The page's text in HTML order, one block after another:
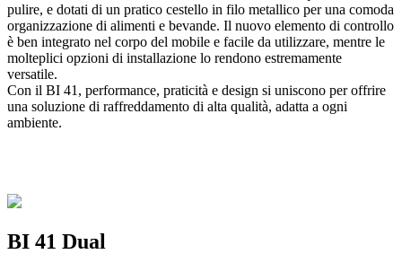
pulire, e dotati di un pratico cestello in filo metallico per una comoda
organizzazione di alimenti e bevande. Il nuovo elemento di controllo
è ben integrato nel corpo del mobile e facile da utilizzare, mentre le
molteplici opzioni di installazione lo rendono estremamente
versatile.
Con il BI 41, performance, praticità e design si uniscono per offrire
una soluzione di raffreddamento di alta qualità, adatta a ogni
ambiente.
BI 41 Dual